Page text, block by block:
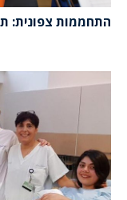
התחממות צפונית: